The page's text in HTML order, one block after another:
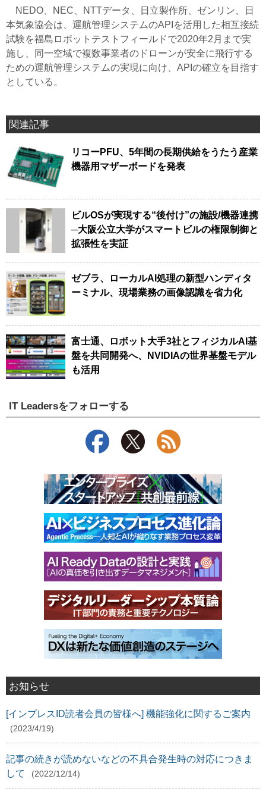
NEDO、NEC、NTTデータ、日立製作所、ゼンリン、日
本気象協会は、運航管理システムのAPIを活用した相互接続
試験を福島ロボットテストフィールドで2020年2月まで実
施し、同一空域で複数事業者のドローンが安全に飛行する
ための運航管理システムの実現に向け、APIの確立を目指す
としている。
関連記事
リコーPFU、5年間の長期供給をうたう産業
機器用マザーボードを発表
ビルOSが実現する“後付け”の施設/機器連携
─大阪公立大学がスマートビルの権限制御と
拡張性を実証
ゼブラ、ローカルAI処理の新型ハンディタ
ーミナル、現場業務の画像認識を省力化
富士通、ロボット大手3社とフィジカルAI基
盤を共同開発へ、NVIDIAの世界基盤モデル
も活用
IT Leadersをフォローする
お知らせ
[インプレスID読者会員の皆様へ] 機能強化に関するご案内
(2023/4/19)
記事の続きが読めないなどの不具合発生時の対応につきま
して
(2022/12/14)